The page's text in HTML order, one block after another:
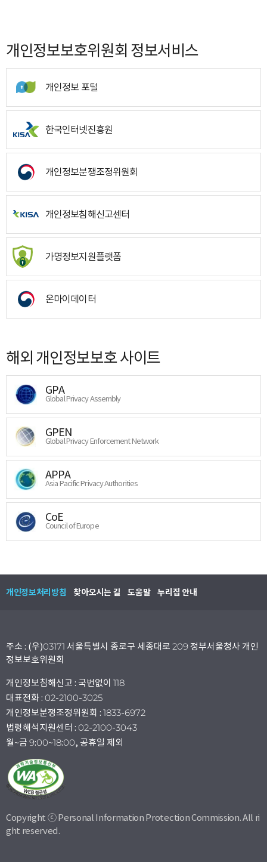
개인정보보호위원회 정보서비스
개인정보 포털
한국인터넷진흥원
개인정보분쟁조정위원회
개인정보침해신고센터
가명정보지원플랫폼
온마이데이터
해외 개인정보보호 사이트
GPA
Global Privacy Assembly
GPEN
Global Privacy Enforcement Network
APPA
Asia Pacific Privacy Authorities
CoE
Council of Europe
개인정보처리방침 찾아오시는 길 도움말 누리집 안내
주소 : (우)03171 서울특별시 종로구 세종대로 209 정부서울청사 개인
정보보호위원회
개인정보침해신고 : 국번없이 118
대표전화 : 02-2100-3025
개인정보분쟁조정위원회 : 1833-6972
법령해석지원센터 : 02-2100-3043
월~금 9:00~18:00, 공휴일 제외
Copyright ⓒ Personal Information Protection Commission. All ri
ght reserved.